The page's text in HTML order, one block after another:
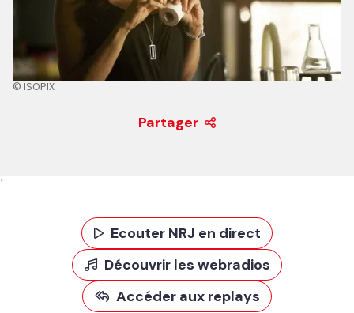
© ISOPIX
Partager
'
Ecouter NRJ en direct
Découvrir les webradios
Accéder aux replays